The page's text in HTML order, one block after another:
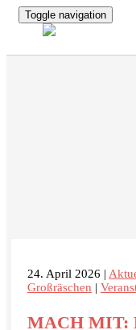
Toggle navigation
24. April 2026 |
Großräschen |
MACH MIT: